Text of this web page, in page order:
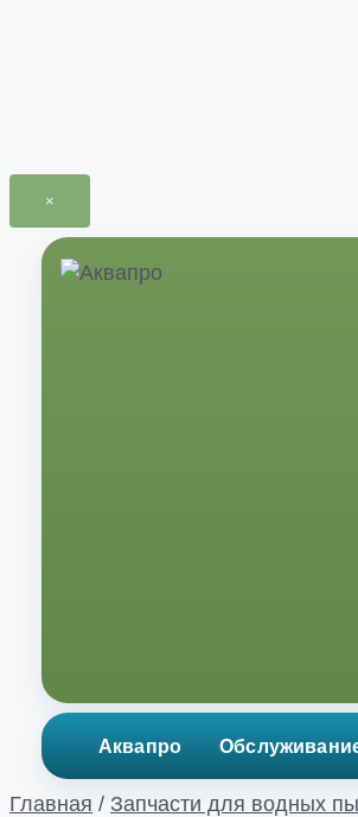
×
Перейти
Аквапро
Главная / Запчасти для водных